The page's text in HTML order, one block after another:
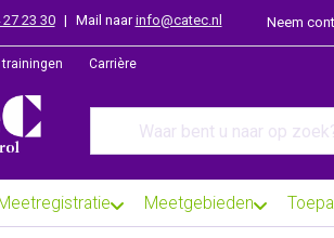
23 30 | Mail naarinfo@catec.nl Neem
Carrière
Meetgebieden